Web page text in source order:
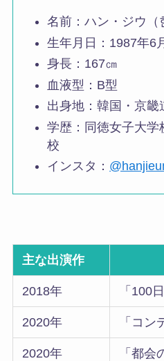
名前：ハン・ジウ（
生年月日：1987年6
身長：167㎝
血液型：B型
出身地：韓国・京畿
学歴：同徳女子大学
校
インスタ：
主な出演作
2018年 「100
2020年 「コン
2020年 「都会